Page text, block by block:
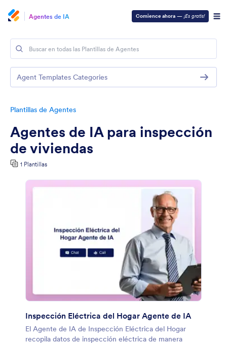
Agentes de IA Comience ahora — ¡Es gratis!
Plantillas de Agentes
Agentes de IA para inspección
de viviendas
1 Plantillas
Inspección Eléctrica del Hogar Agente de IA
El Agente de IA de Inspección Eléctrica del Hogar
recopila datos de inspección eléctrica de manera
Agent Templates Categories